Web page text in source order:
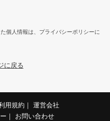
個人情報は、プライバシーポリシーに
に戻る
用規約
運営会社
お問い合わせ